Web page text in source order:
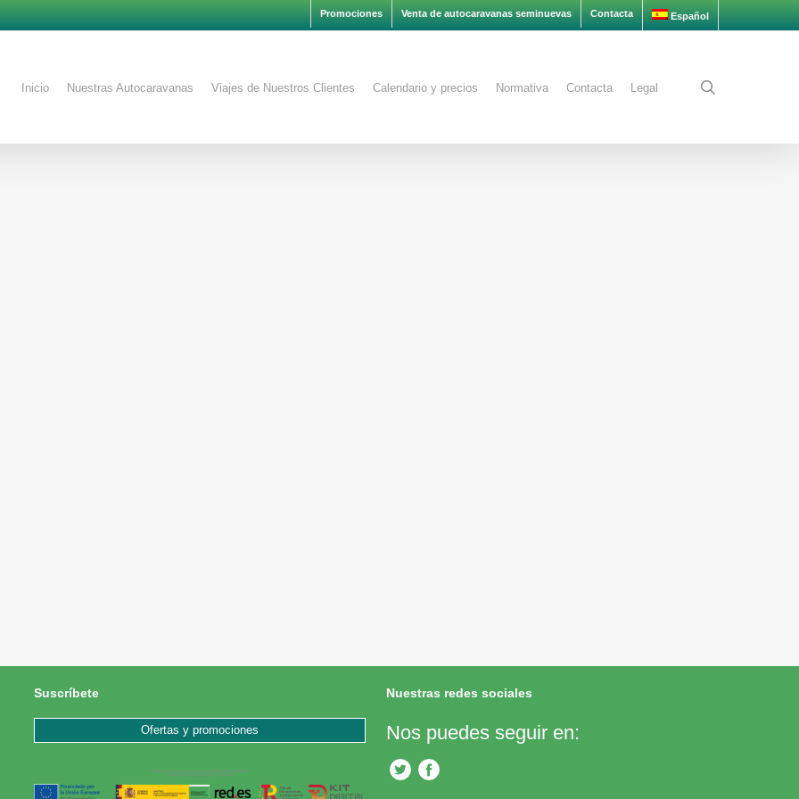
Promociones Venta de autocaravanas seminuevas Contacta Español
Inicio Nuestras Autocaravanas Viajes de Nuestros Clientes Calendario y precios Normativa Contacta Legal
Suscríbete
Ofertas y promociones
Nuestras redes sociales
Nos puedes seguir en: